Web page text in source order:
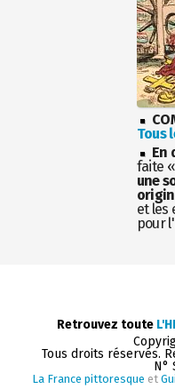
Tous
En
faite
une
et les
pour
Retrouvez toute
Tous droits réservés.
N°
La France pittoresque et